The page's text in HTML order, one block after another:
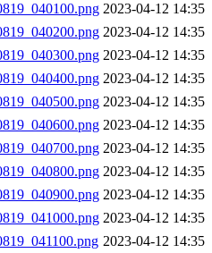
2023-04-12 14:35
2023-04-12 14:35
2023-04-12 14:35
2023-04-12 14:35
2023-04-12 14:35
2023-04-12 14:35
2023-04-12 14:35
2023-04-12 14:35
2023-04-12 14:35
2023-04-12 14:35
2023-04-12 14:35